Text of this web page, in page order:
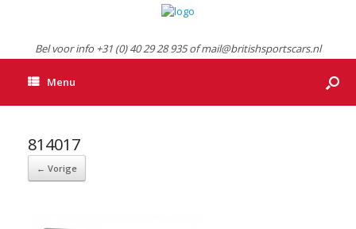
Bel voor info +31 (0) 40 29 28 935 of mail@britishsportscars.nl
Menu
814017
← Vorige